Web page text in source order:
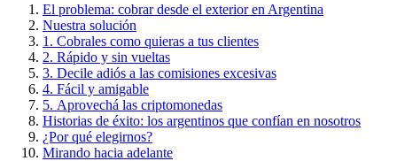
El problema: cobrar desde el exterior en Argentina
Nuestra solución
1. Cobrales como quieras a tus clientes
2. Rápido y sin vueltas
3. Decile adiós a las comisiones excesivas
4. Fácil y amigable
5. Aprovechá las criptomonedas
Historias de éxito: los argentinos que confían en nosotros
¿Por qué elegirnos?
Mirando hacia adelante